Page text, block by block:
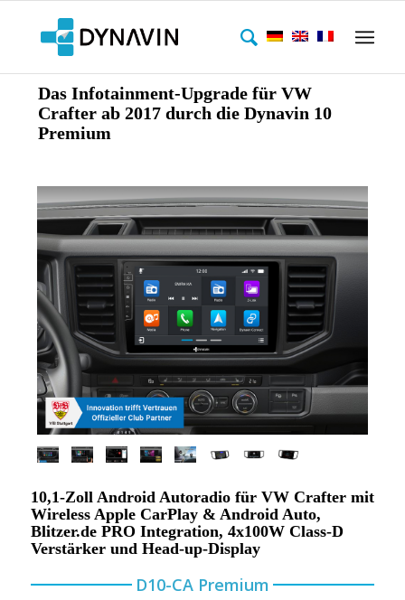
Das Infotainment-Upgrade für VW
Crafter ab 2017 durch die Dynavin 10
Premium
10,1-Zoll Android Autoradio für VW Crafter mit
Wireless Apple CarPlay & Android Auto,
Blitzer.de PRO Integration, 4x100W Class-D
Verstärker und Head-up-Display
D10-CA Premium